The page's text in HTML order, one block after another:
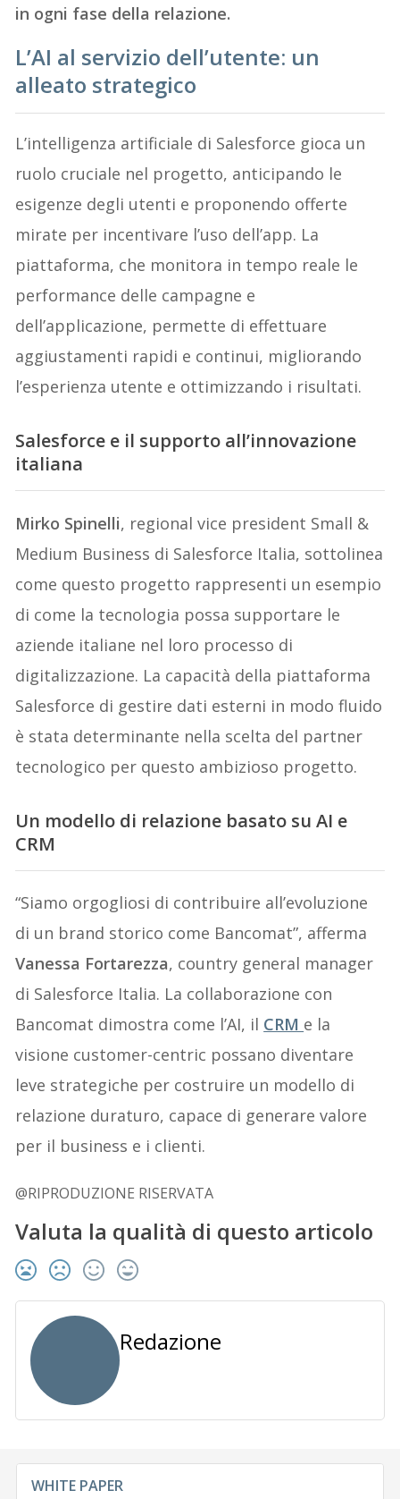
in ogni fase della relazione.
L’AI al servizio dell’utente: un
alleato strategico
L’intelligenza artificiale di Salesforce gioca un
ruolo cruciale nel progetto, anticipando le
esigenze degli utenti e proponendo offerte
mirate per incentivare l’uso dell’app. La
piattaforma, che monitora in tempo reale le
performance delle campagne e
dell’applicazione, permette di effettuare
aggiustamenti rapidi e continui, migliorando
l’esperienza utente e ottimizzando i risultati.
Salesforce e il supporto all’innovazione
italiana
Mirko Spinelli, regional vice president Small &
Medium Business di Salesforce Italia, sottolinea
come questo progetto rappresenti un esempio
di come la tecnologia possa supportare le
aziende italiane nel loro processo di
digitalizzazione. La capacità della piattaforma
Salesforce di gestire dati esterni in modo fluido
è stata determinante nella scelta del partner
tecnologico per questo ambizioso progetto.
Un modello di relazione basato su AI e
CRM
“Siamo orgogliosi di contribuire all’evoluzione
di un brand storico come Bancomat”, afferma
Vanessa Fortarezza, country general manager
di Salesforce Italia. La collaborazione con
Bancomat dimostra come l’AI, il CRM e la
visione customer-centric possano diventare
leve strategiche per costruire un modello di
relazione duraturo, capace di generare valore
per il business e i clienti.
@RIPRODUZIONE RISERVATA
Valuta la qualità di questo articolo
Redazione
WHITE PAPER